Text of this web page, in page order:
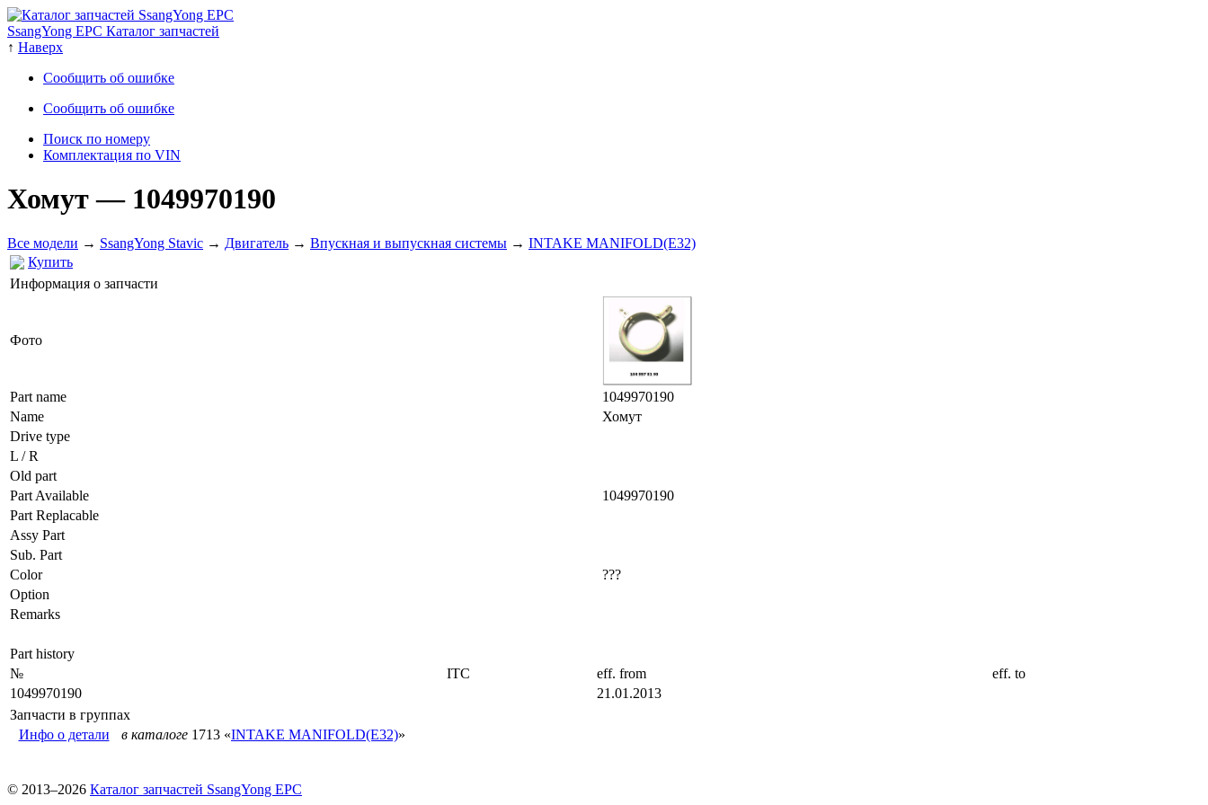
SsangYong EPC Каталог запчастей
↑ Наверх
Сообщить об ошибке
Сообщить об ошибке
Поиск по номеру
Комплектация по VIN
Хомут— 1049970190
Все модели → SsangYong Stavic → Двигатель → Впускная и выпускная системы → INTAKE MANIFOLD(E32)
Купить
Информация о запчасти
Фото
Part name
1049970190
Name
Хомут
Drive type
L / R
Old part
Part Available
1049970190
Part Replacable
Assy Part
Sub. Part
Color
???
Option
Remarks
Part history
№
ITC eff. from
eff. to
1049970190
21.01.2013
Запчасти в группах
Инфо о детали
в каталоге 1713 «INTAKE MANIFOLD(E32)»
© 2013–2026 Каталог запчастей SsangYong EPC